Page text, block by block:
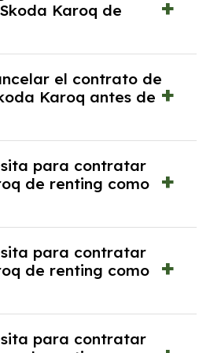
dentro de las cuotas
Karoq de
ningún tipo de entrada
lo exija el proveedor
del estudio de viabilidad
el contrato de
Karoq antes de
penalizaciones por
Es importante revisar
contrato y hablar con un
para contratar
de renting como
una consulta de solvencia
inicial.
para contratar
de renting como
y, en algunos
para contratar